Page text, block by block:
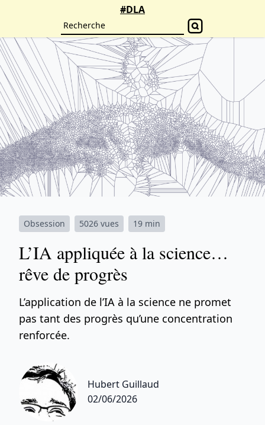
#DLA
Obsession 5026 vues 19 min
L’IA appliquée à la science…
rêve de progrès
L’application de l’IA à la science ne promet
pas tant des progrès qu’une concentration
renforcée.
Hubert Guillaud
02/06/2026